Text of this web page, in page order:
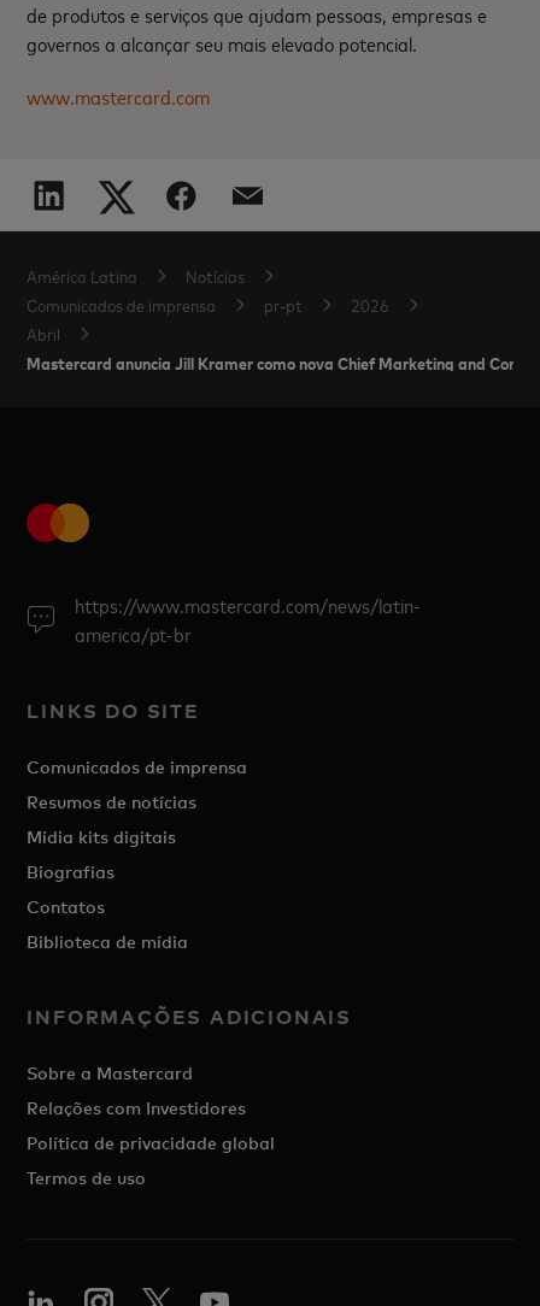
de produtos e serviços que ajudam pessoas, empresas e
governos a alcançar seu mais elevado potencial.
www.mastercard.com
América Latina
Notícias
Comunicados de imprensa
pr-pt
2026
Abril
Mastercard anuncia Jill Kramer como nova Chief Marketing and
https://www.mastercard.com/news/latin-
america/pt-br
LINKS DO SITE
Comunicados de imprensa
Resumos de notícias
Mídia kits digitais
Biografias
Contatos
Biblioteca de mídia
INFORMAÇÕES ADICIONAIS
Sobre a Mastercard
Relações com Investidores
Política de privacidade global
Termos de uso